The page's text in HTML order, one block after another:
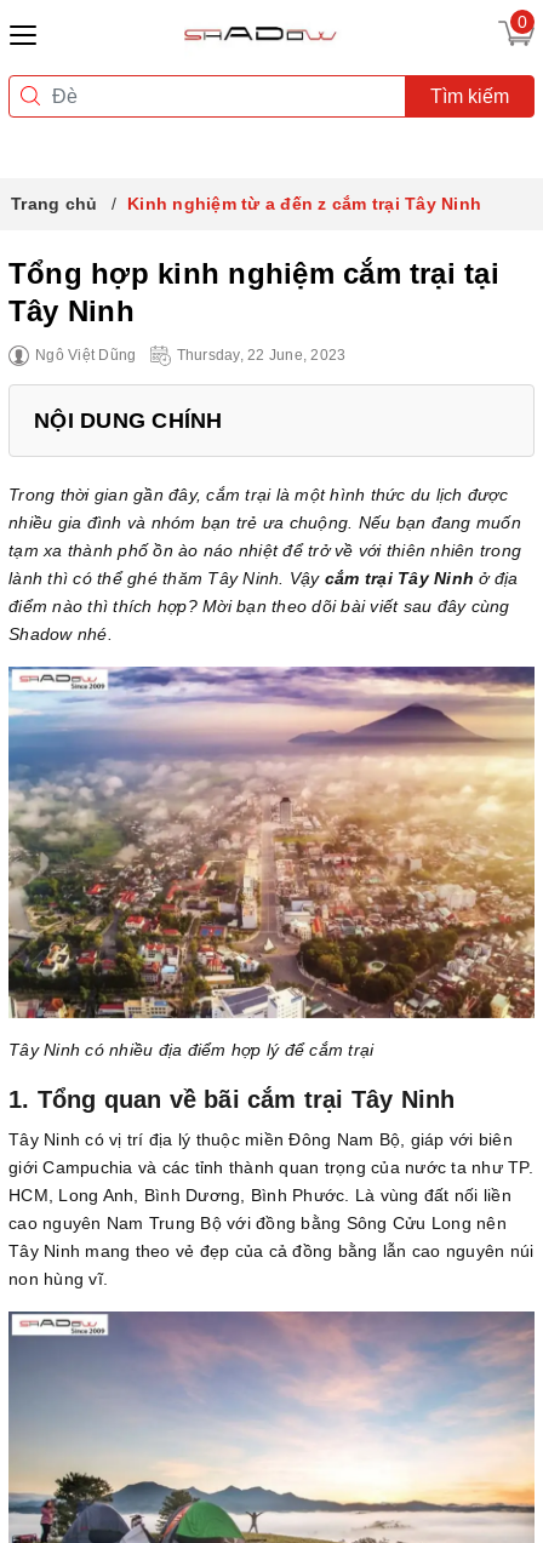
0
Tìm kiếm
Trang chủ Kinh nghiệm từ a đến z cắm trại Tây Ninh
Tổng hợp kinh nghiệm cắm trại tại
Tây Ninh
Ngô Việt Dũng Thursday, 22 June, 2023
NỘI DUNG CHÍNH
Trong thời gian gần đây, cắm trại là một hình thức du lịch được
nhiều gia đình và nhóm bạn trẻ ưa chuộng. Nếu bạn đang muốn
tạm xa thành phố ồn ào náo nhiệt để trở về với thiên nhiên trong
lành thì có thể ghé thăm Tây Ninh. Vậy cắm trại Tây Ninh ở địa
điểm nào thì thích hợp? Mời bạn theo dõi bài viết sau đây cùng
Shadow nhé.
Tây Ninh có nhiều địa điểm hợp lý để cắm trại
1. Tổng quan về bãi cắm trại Tây Ninh
Tây Ninh có vị trí địa lý thuộc miền Đông Nam Bộ, giáp với biên
giới Campuchia và các tỉnh thành quan trọng của nước ta như TP.
HCM, Long Anh, Bình Dương, Bình Phước. Là vùng đất nối liền
cao nguyên Nam Trung Bộ với đồng bằng Sông Cửu Long nên
Tây Ninh mang theo vẻ đẹp của cả đồng bằng lẫn cao nguyên núi
non hùng vĩ.